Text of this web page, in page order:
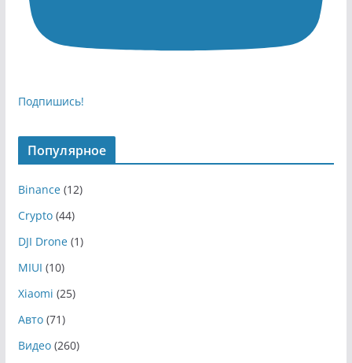
Подпишись!
Популярное
Binance(12)
Crypto(44)
DJI Drone(1)
MIUI (10)
Xiaomi (25)
Авто(71)
Видео(260)